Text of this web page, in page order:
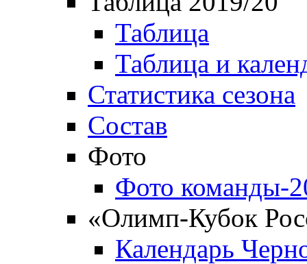
Таблица
Таблица и
Статистика сезона
Состав
Фото
Фото команды-
«Олимп-Кубок
Календарь